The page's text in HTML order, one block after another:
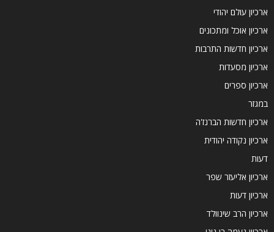
ארכיון עולם יהודי
ארכיון אוכל ומתכונים
ארכיון חדשות התרבות
ארכיון מסעדות
ארכיון ספרים
במגזר
ארכיון חדשות הברנז'ה
ארכיון נקודה יהודית
דעות
ארכיון אליעזר שפר
ארכיון דעות
ארכיון הרב שינוולד